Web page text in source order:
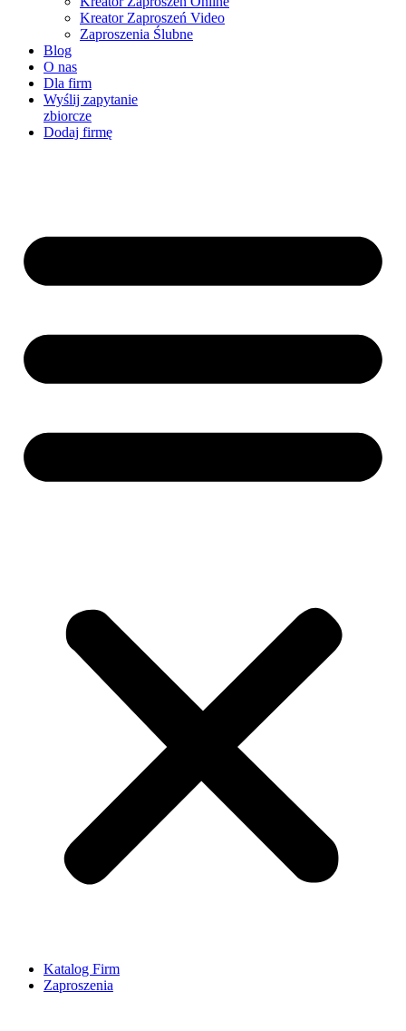
Kreator Zaproszeń Video
Zaproszenia Ślubne
Blog
O nas
Dla firm
Wyślij zapytanie
zbiorcze
Dodaj firmę
Katalog Firm
Zaproszenia